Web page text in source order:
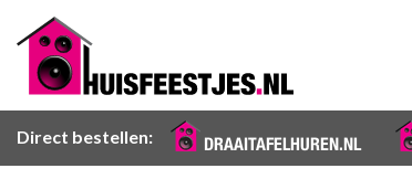
Direct bestellen: DRAAITAFELHUREN.NL